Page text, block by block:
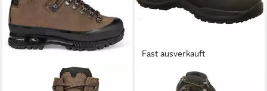
Fast ausverkauft